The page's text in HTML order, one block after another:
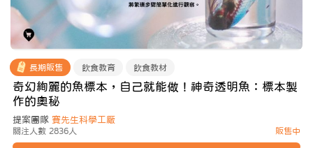
長期販售 飲食教育 飲食教材
奇幻絢麗的魚標本，自己就能做！神奇透明魚：標本製
作的奧秘
提案團隊 賽先生科學工厰
關注人數 2836人 販售中